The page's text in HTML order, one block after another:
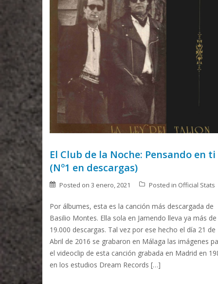
El Club de la Noche: Pensando en ti
(Nº1 en descargas)
Posted on 3 enero, 2021 Posted in Official Stats
Por álbumes, esta es la canción más descargada de
Basilio Montes. Ella sola en Jamendo lleva ya más de
19.000 descargas. Tal vez por ese hecho el día 21 de
Abril de 2016 se grabaron en Málaga las imágenes
el videoclip de esta canción grabada en Madrid en
en los estudios Dream Records […]